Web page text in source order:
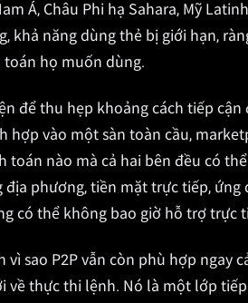
Á, Châu Phi hạ Sahara, Mỹ
khả năng dùng thẻ bị giới hạn,
họ muốn dùng.
để thu hẹp khoảng cách tiếp
hợp vào một sàn toàn cầu,
toán nào mà cả hai bên đều có
địa phương, tiền mặt trực tiếp,
có thể không bao giờ hỗ trợ trực
vì sao P2P vẫn còn phù hợp ngay
về thực thi lệnh. Nó là một lớp